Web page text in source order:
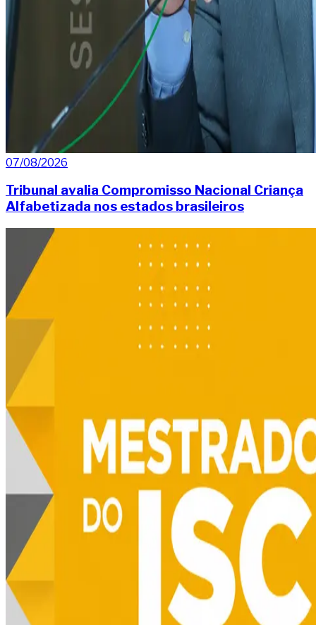
07/08/2026
Tribunal avalia Compromisso Nacional Criança
Alfabetizada nos estados brasileiros